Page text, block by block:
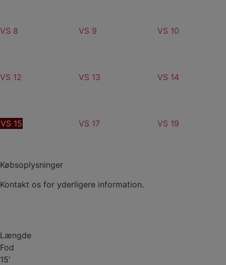
VS 8 VS 9 VS 10
VS 12 VS 13 VS 14
VS 15 VS 17 VS 19
Købsoplysninger
Kontakt os for yderligere information.
Længde
Fod
15′